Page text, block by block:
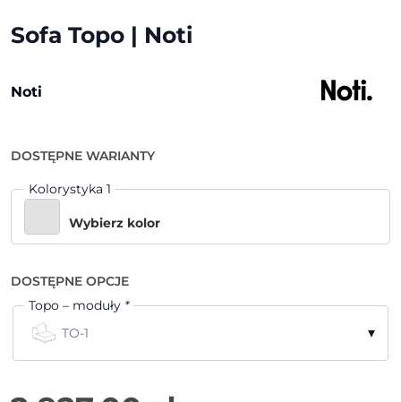
Sofa Topo | Noti
Noti
DOSTĘPNE WARIANTY
Kolorystyka 1
Wybierz kolor
DOSTĘPNE OPCJE
Topo – moduły *
TO-1
▾